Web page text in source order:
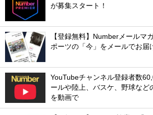
が募集スタート！
【登録無料】Numberメールマ
ポーツの「今」をメールでお届
YouTubeチャンネル登録者数
ールや陸上、バスケ、野球など
を動画で